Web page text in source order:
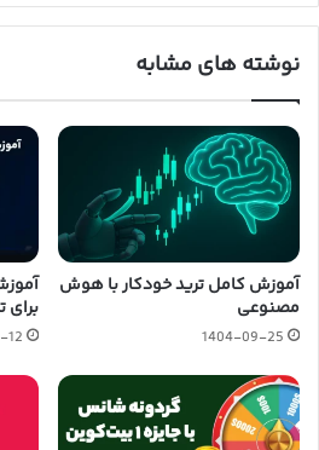
نوشته های مشابه
آموزش کامل ترید خودکار با هوش
مصنوعی
1404-09-25
برای
12